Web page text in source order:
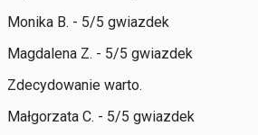
Monika B. - 5/5 gwiazdek
Magdalena Z. - 5/5 gwiazdek
Zdecydowanie warto.
Małgorzata C. - 5/5 gwiazdek